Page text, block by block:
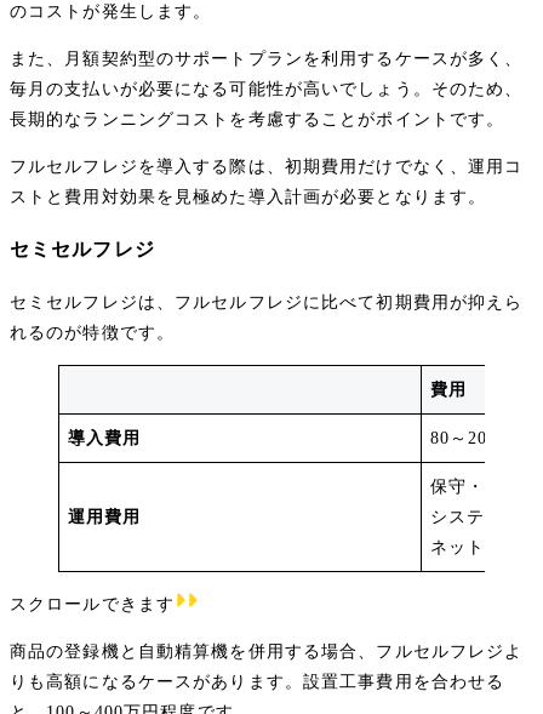
のコストが発生します。
また、月額契約型のサポートプランを利用するケースが多く、
毎月の支払いが必要になる可能性が高いでしょう。そのため、
長期的なランニングコストを考慮することがポイントです。
フルセルフレジを導入する際は、初期費用だけでなく、運用コ
ストと費用対効果を見極めた導入計画が必要となります。
セミセルフレジ
セミセルフレジは、フルセルフレジに比べて初期費用が抑えら
れるのが特徴です。
費用
導入費用 80～200万円
運用費用
保守・メン
システム利
ネット通信
スクロールできます
商品の登録機と自動精算機を併用する場合、フルセルフレジよ
りも高額になるケースがあります。設置工事費用を合わせる